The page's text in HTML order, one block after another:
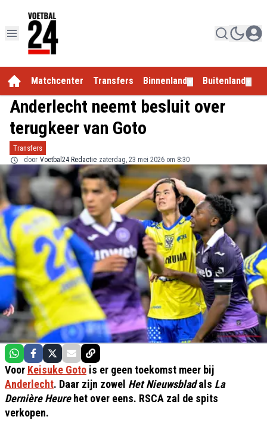
Matchcenter Transfers Binnenland Buitenland
Anderlecht neemt besluit over
terugkeer van Goto
Transfers
door Voetbal24 Redactie zaterdag, 23 mei 2026 om 8:30
Voor Keisuke Goto is er geen toekomst meer bij
Anderlecht. Daar zijn zowel Het Nieuwsbladals La
Dernière Heurehet over eens. RSCA zal de spits
verkopen.